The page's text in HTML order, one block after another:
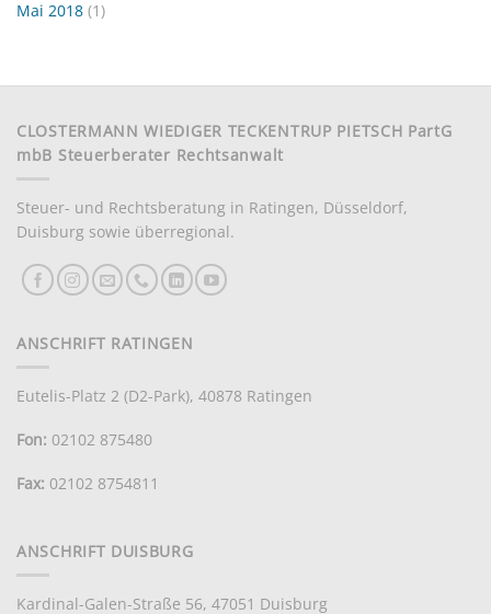
Mai 2018 (1)
CLOSTERMANN WIEDIGER TECKENTRUP PIETSCH PartG
mbB Steuerberater Rechtsanwalt
Steuer- und Rechtsberatung in Ratingen, Düsseldorf,
Duisburg sowie überregional.
ANSCHRIFT RATINGEN
Eutelis-Platz 2 (D2-Park), 40878 Ratingen
Fon: 02102 875480
Fax: 02102 8754811
ANSCHRIFT DUISBURG
Kardinal-Galen-Straße 56, 47051 DuisburgCWTP